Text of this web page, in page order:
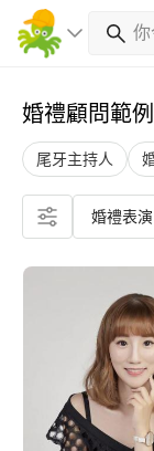
婚禮顧問範
尾牙主持人
婚禮表演